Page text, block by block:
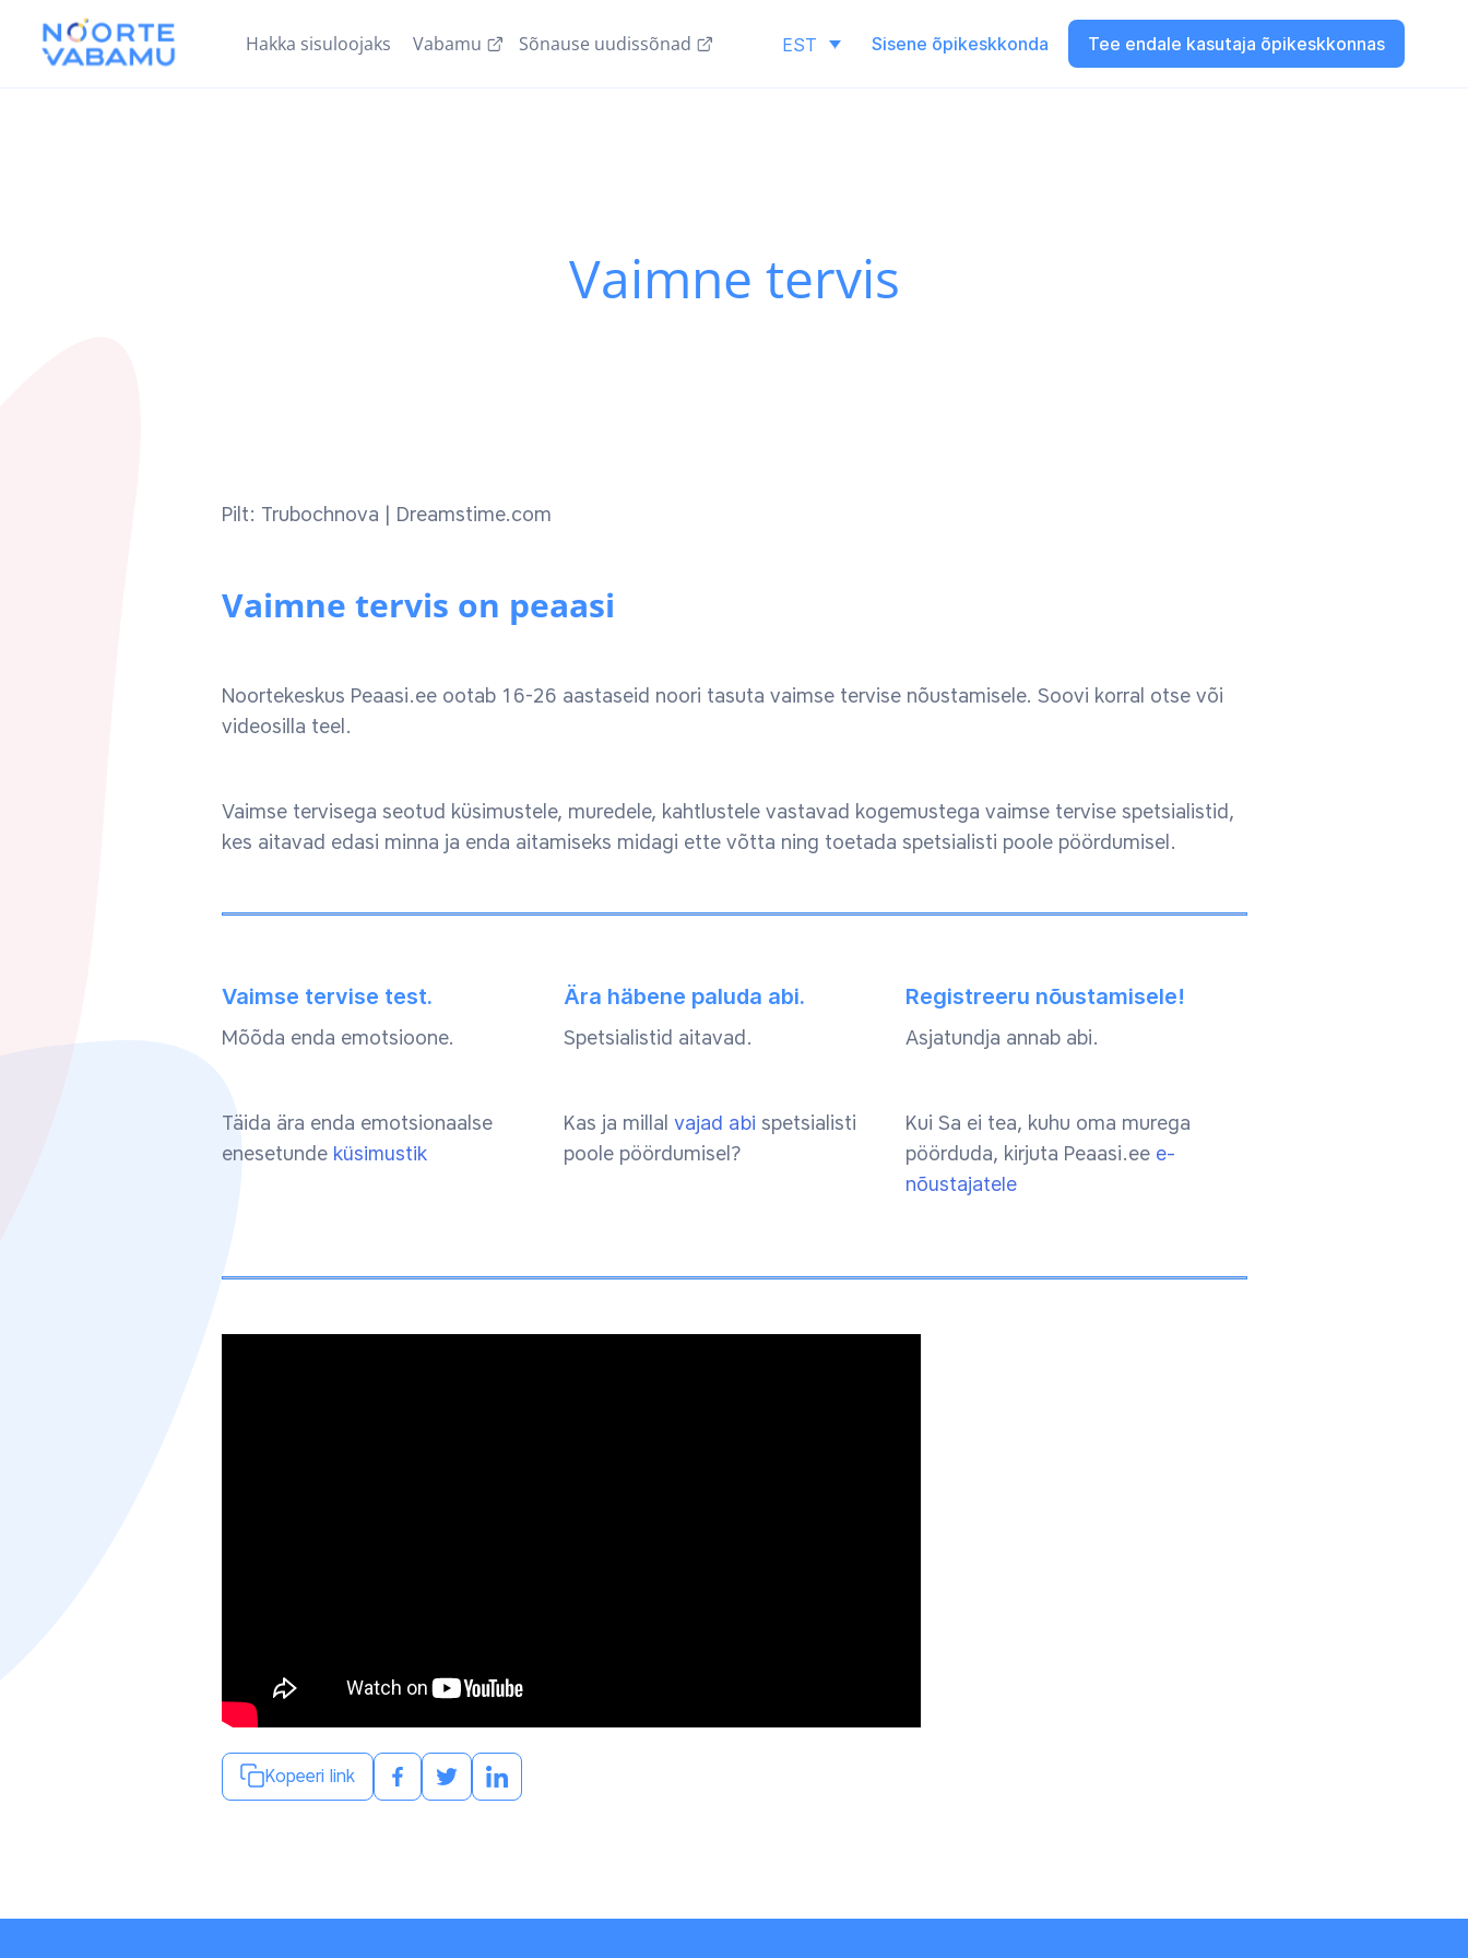
Hakka sisuloojaks Vabamu Sõnause uudissõnad EST Sisene õpikeskkonda Tee endale kasutaja õpikeskkonnas
Vaimne tervis
Pilt: Trubochnova | Dreamstime.com
Vaimne tervis on peaasi
Noortekeskus Peaasi.ee ootab 16-26 aastaseid noori tasuta vaimse tervise nõustamisele. Soovi korral otse või
videosilla teel.
Vaimse tervisega seotud küsimustele, muredele, kahtlustele vastavad kogemustega vaimse tervise spetsialistid,
kes aitavad edasi minna ja enda aitamiseks midagi ette võtta ning toetada spetsialisti poole pöördumisel.
Vaimse tervise test.
Mõõda enda emotsioone.
Täida ära enda emotsionaalse
enesetunde küsimustik
Ära häbene paluda abi.
Spetsialistid aitavad.
Kas ja millal vajad abi spetsialisti
poole pöördumisel?
Registreeru nõustamisele!
Asjatundja annab abi.
Kui Sa ei tea, kuhu oma murega
pöörduda, kirjuta Peaasi.ee e-
nõustajatele
Kopeeri link